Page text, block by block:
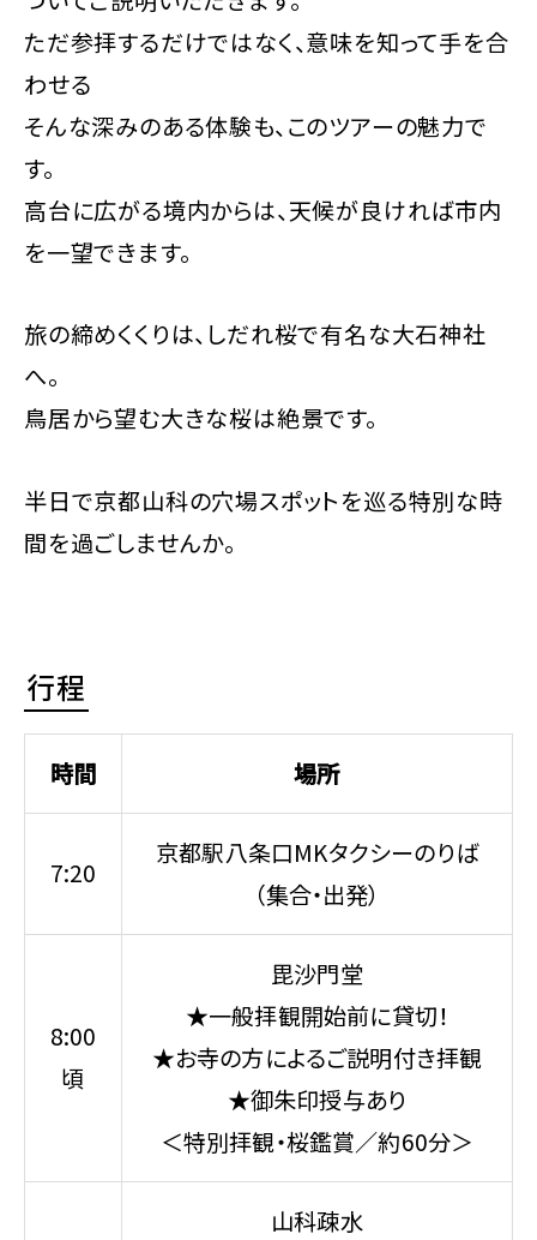
ただ参拝するだけではなく、意味を知って手を合
わせる――
そんな深みのある体験も、このツアーの魅力で
す。
高台に広がる境内からは、天候が良ければ市内
を一望できます。
旅の締めくくりは、しだれ桜で有名な大石神社
へ。
鳥居から望む大きな桜は絶景です。
半日で京都山科の穴場スポットを巡る特別な時
間を過ごしませんか。
行程
時間 場所
7:20
京都駅八条口MKタクシーのりば
（集合・出発）
8:00
頃
毘沙門堂
★一般拝観開始前に貸切！
★お寺の方によるご説明付き拝観
★御朱印授与あり
＜特別拝観・桜鑑賞／約60分＞
山科疎水